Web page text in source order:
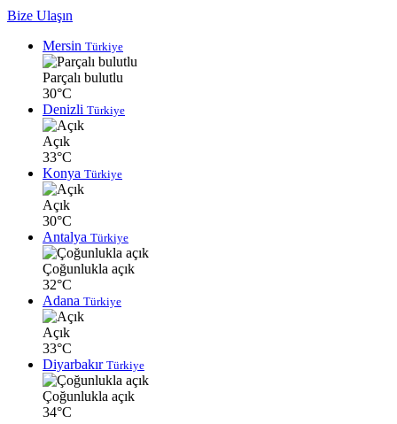
Bize Ulaşın
Mersin Türkiye
Parçalı bulutlu
30°C
Denizli Türkiye
Açık
33°C
Konya Türkiye
Açık
30°C
Antalya Türkiye
Çoğunlukla açık
32°C
Adana Türkiye
Açık
33°C
Diyarbakır Türkiye
Çoğunlukla açık
34°C